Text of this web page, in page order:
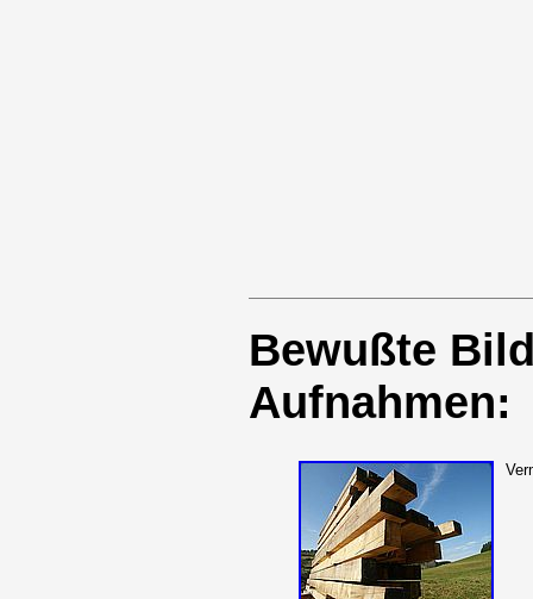
Bewußte
Aufnahmen: